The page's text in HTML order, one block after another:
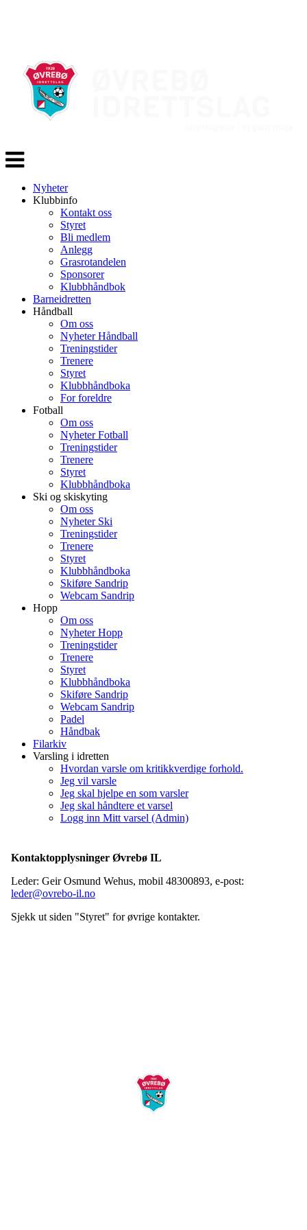
Veksle
navigasjon
Nyheter
Klubbinfo
Kontakt oss
Styret
Bli medlem
Anlegg
Grasrotandelen
Sponsorer
Klubbhåndbok
Barneidretten
Håndball
Om oss
Nyheter Håndball
Treningstider
Trenere
Styret
Klubbhåndboka
For foreldre
Fotball
Om oss
Nyheter Fotball
Treningstider
Trenere
Styret
Klubbhåndboka
Ski og skiskyting
Om oss
Nyheter Ski
Treningstider
Trenere
Styret
Klubbhåndboka
Skiføre Sandrip
Webcam Sandrip
Hopp
Om oss
Nyheter Hopp
Treningstider
Trenere
Styret
Klubbhåndboka
Skiføre Sandrip
Webcam Sandrip
Padel
Håndbak
Filarkiv
Varsling i idretten
Hvordan varsle om kritikkverdige forhold.
Jeg vil varsle
Jeg skal hjelpe en som varsler
Jeg skal håndtere et varsel
Logg inn Mitt varsel (Admin)
Kontaktopplysninger Øvrebø IL
Leder: Geir Osmund Wehus, mobil 48300893, e-post:
leder@ovrebo-il.no
Sjekk ut siden "Styret" for øvrige kontakter.